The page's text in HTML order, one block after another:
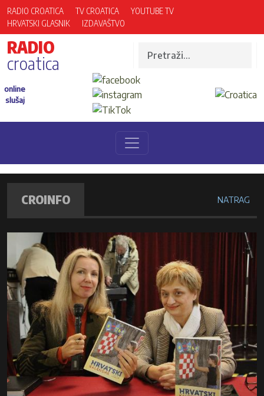
RADIO CROATICA TV CROATICA
YOUTUBE TV
HRVATSKI GLASNIK
IZDAVAŠTVO
RADIO
croatica
online
slušaj
CROINFO NATRAG